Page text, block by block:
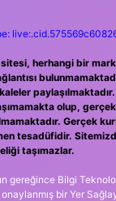
herhangi bir
olup,
Gerçek
tesadüfidir.
taşımazlar.
gereğince Bilgi
bir Yer